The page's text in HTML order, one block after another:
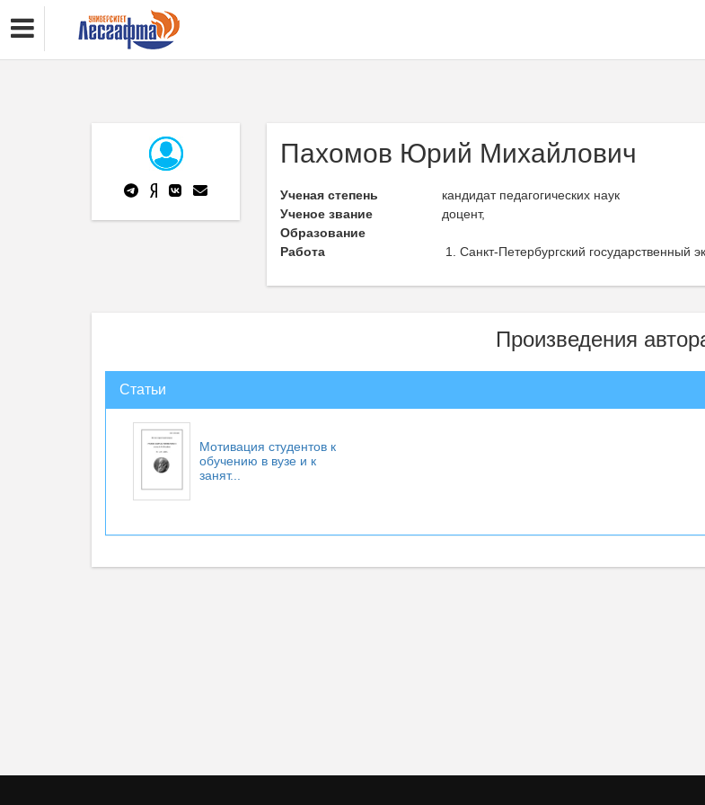
Пахомов Юрий Михайлович
Ученая степень
кандидат педагогических наук
Ученое звание
доцент,
Образование
Работа
Санкт-Петербургский государственный
Произведения
Статьи
Мотивация студентов к
обучению в вузе и к
занят...